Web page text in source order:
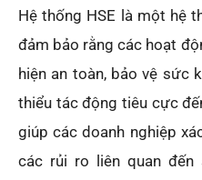
Hệ thống HSE là một hệ
đảm bảo rằng các hoạt
hiện an toàn, bảo vệ sức
thiểu tác động tiêu cực
giúp các doanh nghiệp
các rủi ro liên quan